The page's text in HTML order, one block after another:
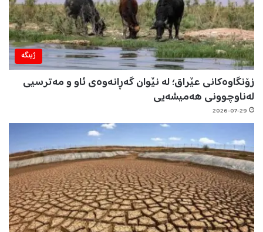
ژینگه‌
زۆنگاوەکانی عێراق؛ لە نێوان گەڕانەوەی ئاو و مەترسیی
لەناوچوونی هەمیشەیی
2026-07-29